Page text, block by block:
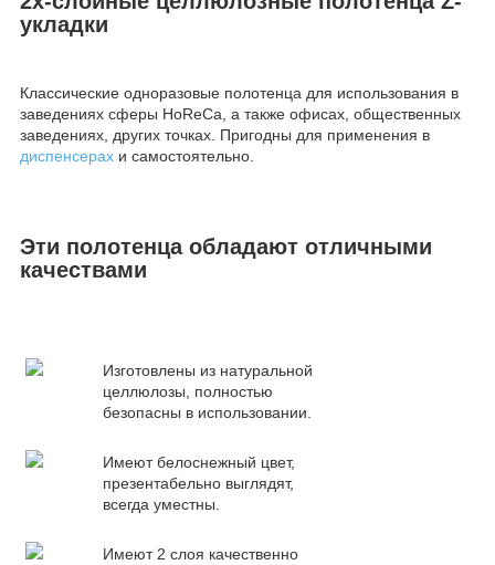
укладки
Классические одноразовые полотенца для использования в
заведениях сферы HoReCa, а также офисах, общественных
заведениях, других точках. Пригодны для применения в
диспенсерах и самостоятельно.
Эти полотенца обладают отличными
качествами
Изготовлены из натуральной
целлюлозы, полностью
безопасны в использовании.
Имеют белоснежный цвет,
презентабельно выглядят,
всегда уместны.
Имеют 2 слоя качественно